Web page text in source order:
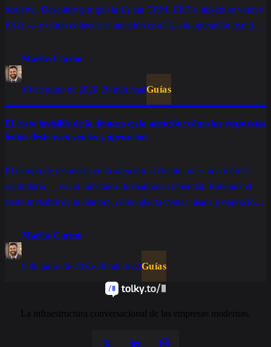
resuelve. Descubre por qué la IA sin CRM, ERP o tickets se vuelve
FAQ — y cómo conectar la atención con IA a la operación real de
Marlos Carmo
10 de junio de 2026·20 min readGuías
El costo invisible de la demora en la atención: cómo las respuestas
lentas destruyen ventas y operación
El tiempo de respuesta en la atención al cliente no es una métrica
secundaria — es un indicador de madurez comercial. Entienda el
costo invisible de la demora, cómo afecta ventas, leads y operación,
Marlos Carmo
9 de junio de 2026·28 min readGuías
La infraestructura conversacional de las empresas modernas.